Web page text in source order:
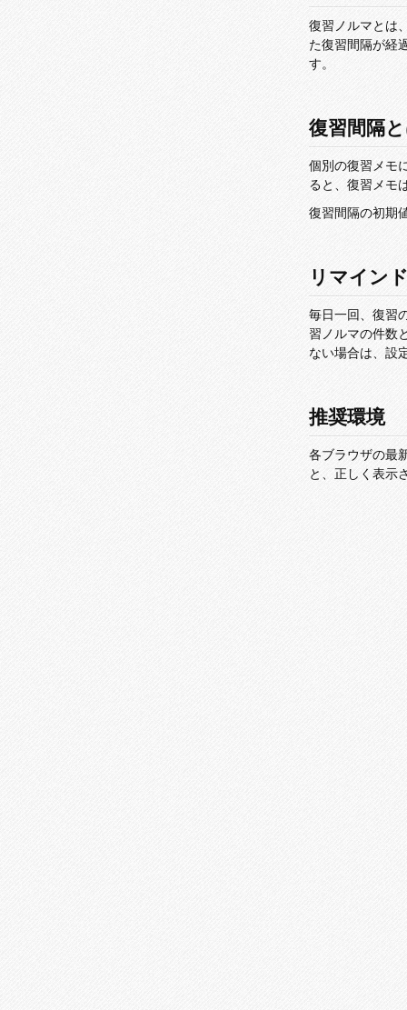
復習ノルマとは
た復習間隔が経
す。
復習間隔
個別の復習メモ
ると、復習メモ
復習間隔の初期
リマイン
毎日一回、復習
習ノルマの件数
ない場合は、設
推奨環境
各ブラウザの最
と、正しく表示